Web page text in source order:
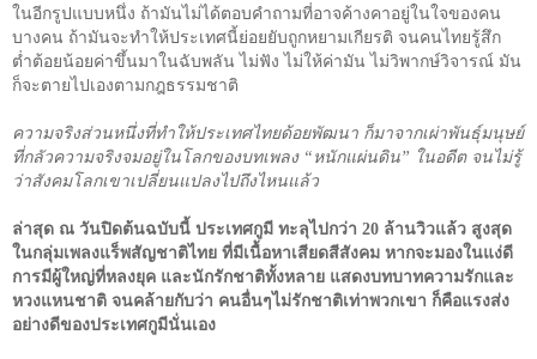
ในอีกรูปแบบหนึ่ง ถ้ามันไม่ได้ตอบคำถามที่อาจค้างคาอยู่ในใจของคน
บางคน ถ้ามันจะทำให้ประเทศนี้ย่อยยับถูกหยามเกียรติ จนคนไทยรู้สึก
ต่ำต้อยน้อยค่าขึ้นมาในฉับพลัน ไม่ฟัง ไม่ให้ค่ามัน ไม่วิพากษ์วิจารณ์ มัน
ก็จะตายไปเองตามกฎธรรมชาติ
ความจริงส่วนหนึ่งที่ทำให้ประเทศไทยด้อยพัฒนา ก็มาจากเผ่าพันธุ์มนุษย์
ที่กลัวความจริงจมอยู่ในโลกของบทเพลง “หนักแผ่นดิน” ในอดีต จนไม่รู้
ว่าสังคมโลกเขาเปลี่ยนแปลงไปถึงไหนแล้ว
ล่าสุด ณ วันปิดต้นฉบับนี้ ประเทศกูมี ทะลุไปกว่า 20 ล้านวิวแล้ว สูงสุด
ในกลุ่มเพลงแร็พสัญชาติไทย ที่มีเนื้อหาเสียดสีสังคม หากจะมองในแง่ดี
การมีผู้ใหญ่ที่หลงยุค และนักรักชาติทั้งหลาย แสดงบทบาทความรักและ
หวงแหนชาติ จนคล้ายกับว่า คนอื่นๆไม่รักชาติเท่าพวกเขา ก็คือแรงส่ง
อย่างดีของประเทศกูมีนั่นเอง